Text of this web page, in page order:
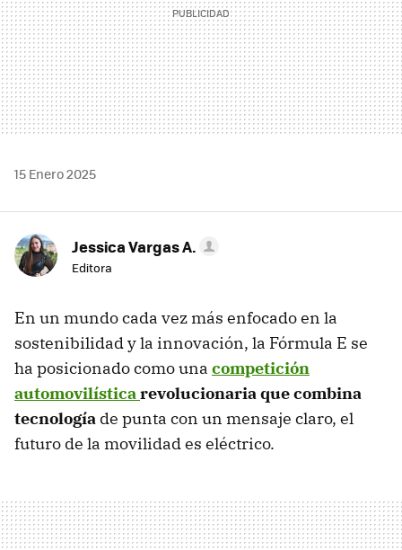
15 Enero 2025
Jessica Vargas A.
Editora
En un mundo cada vez más enfocado en la
sostenibilidad y la innovación, la Fórmula E se
ha posicionado como una competición
automovilísticarevolucionaria que combina
tecnología de punta con un mensaje claro, el
futuro de la movilidad es eléctrico.